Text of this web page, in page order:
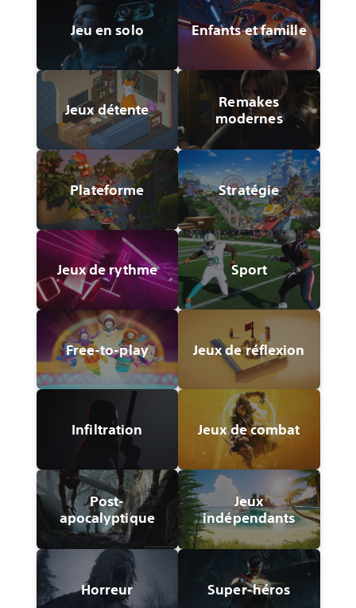
Jeu en solo Enfants et famille
Jeux détente
Remakes
modernes
Plateforme Stratégie
Jeux de rythme Sport
Free-to-play Jeux de réflexion
Infiltration Jeux de combat
Post-
apocalyptique
Jeux
indépendants
Horreur Super-héros